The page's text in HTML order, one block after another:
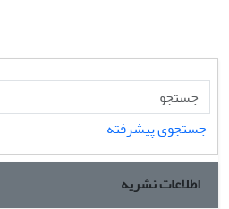
جستجوی پیشرفته
اطلاعات نشریه